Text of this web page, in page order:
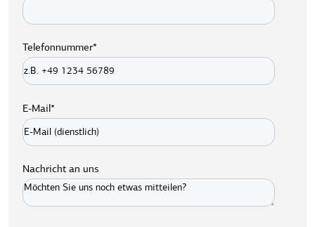
Telefonnummer*
E-Mail*
Nachricht an uns